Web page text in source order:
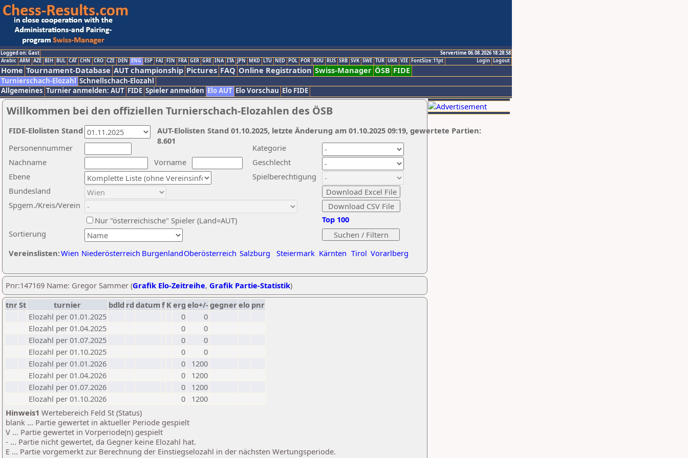
Logged on: Gast
Servertime 06.08.2026 18:28:58
Logout
Login
Arabic ARM AZE BIH BUL CAT CHN CRO CZE DEN ENG ESP FAI FIN FRA GER GRE INA ITA JPN MKD LTU NED POL POR ROU RUS SRB SVK SWE TUR UKR VIE FontSize:11pt
Home Tournament-Database AUT championship Pictures FAQ Online Registration Swiss-Manager ÖSB FIDE
Turnierschach-Elozahl Schnellschach-Elozahl
Allgemeines Turnier anmelden: AUT FIDE Spieler anmelden Elo AUT Elo Vorschau Elo FIDE
Willkommen bei den offiziellen Turnierschach-Elozahlen des ÖSB
Nachname
Vorname
Ebene
Kategorie
Sortierung
Personennummer
Bundesland
Spgem./Kreis/Verein
Geschlecht
Nur "österreichische" Spieler (Land=AUT)
Spielberechtigung
Vereinslisten:Wien Niederösterreich BurgenlandOberösterreich Salzburg Steiermark Kärnten Tirol Vorarlberg
Top 100
AUT-Elolisten Stand 01.10.2025, letzte Änderung am 01.10.2025 09:19, gewertete Partien:
8.601
FIDE-Elolisten Stand
Pnr:147169 Name: Gregor Sammer (Grafik Elo-Zeitreihe, Grafik Partie-Statistik)
tnrSt turnier bdld rd datumf Kerg elo+/-gegnerelo pnr
Elozahl per 01.01.2025
0
0
Elozahl per 01.04.2025
0
0
Elozahl per 01.07.2025
0
0
Elozahl per 01.10.2025
0
0
Elozahl per 01.01.2026
0
1200
Elozahl per 01.04.2026
0
1200
Elozahl per 01.07.2026
0
1200
Elozahl per 01.10.2026
0
1200
Hinweis1 Wertebereich Feld St (Status)
blank ... Partie gewertet in aktueller Periode gespielt
V ... Partie gewertet in Vorperiode(n) gespielt
- ... Partie nicht gewertet, da Gegner keine Elozahl hat.
E ... Partie vorgemerkt zur Berechnung der Einstiegselozahl in der nächsten Wertungsperiode.